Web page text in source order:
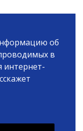
об
в
интернет-